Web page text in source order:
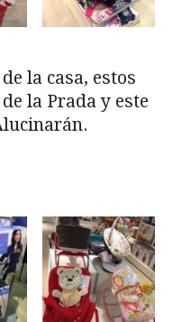
la casa, estos
la Prada y este